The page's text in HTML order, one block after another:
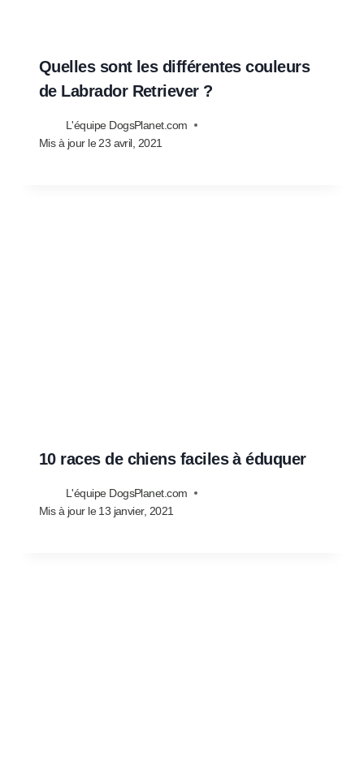
Quelles sont les différentes couleurs
de Labrador Retriever ?
L'équipe DogsPlanet.com
Mis à jour le 23 avril, 2021
10 races de chiens faciles à éduquer
L'équipe DogsPlanet.com
Mis à jour le 13 janvier, 2021